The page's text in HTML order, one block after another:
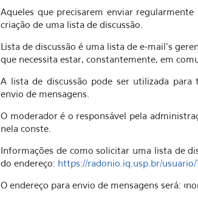
Aqueles que precisarem enviar
criação de uma lista de discussão.
Lista de discussão é uma lista de e-mail's
que necessita estar, constantemente, em
A lista de discussão pode ser utilizada
envio de mensagens.
O moderador é o responsável pela
nela conste.
Informações de como solicitar uma lista de
do endereço: https://radonio.iq.usp.br/
O endereço para envio de mensagens será: